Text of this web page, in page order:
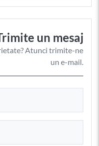
un mesaj
Atunci trimite-ne
un e-mail.